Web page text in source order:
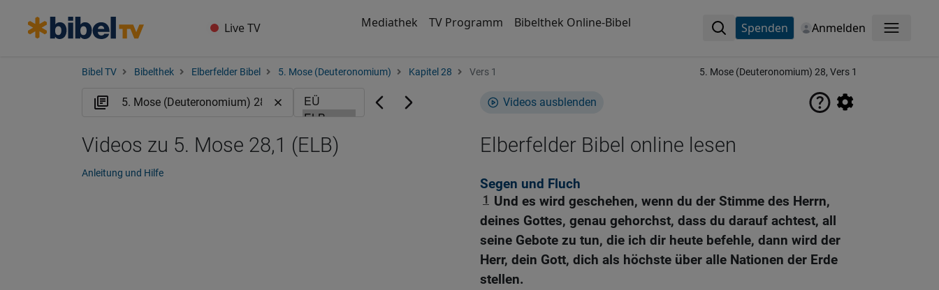
Live TV Mediathek TV Programm Bibelthek Online-Bibel Spenden Anmelden Menü
Bibel TV Bibelthek Elberfelder Bibel 5. Mose (Deuteronomium) Kapitel 28 Vers 1 5. Mose (Deuteronomium) 28, Vers 1
Videos ausblenden
Elberfelder Bibel online lesen
Segen und Fluch
1
Und es wird geschehen, wenn du der Stimme des Herrn,
deines Gottes, genau gehorchst, dass du darauf achtest, all
seine Gebote zu tun, die ich dir heute befehle, dann wird der
Herr, dein Gott, dich als höchste über alle Nationen der Erde
stellen.
Videos zu 5. Mose 28,1 (ELB)
Anleitung und Hilfe